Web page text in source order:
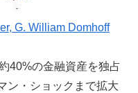
G. William Domhoff
40%の金融資産を独占
ン・ショックまで拡大